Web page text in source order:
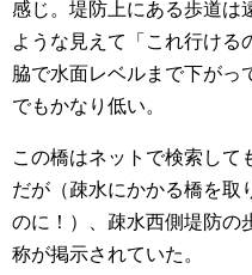
感じ。堤防上にある歩道は
ような見えて「これ行ける
脇で水面レベルまで下がっ
でもかなり低い。
この橋はネットで検索して
だが（疎水にかかる橋を取
のに！）、疎水西側堤防の
称が掲示されていた。